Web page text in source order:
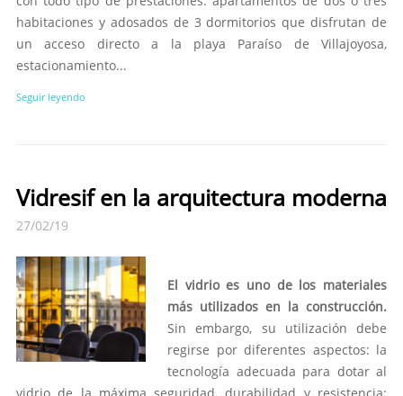
habitaciones y adosados de 3 dormitorios que disfrutan de
un acceso directo a la playa Paraíso de Villajoyosa,
estacionamiento...
Seguir leyendo
Vidresif en la arquitectura moderna
27/02/19
El vidrio es uno de los materiales
más utilizados en la construcción.
Sin embargo, su utilización debe
regirse por diferentes aspectos: la
tecnología adecuada para dotar al